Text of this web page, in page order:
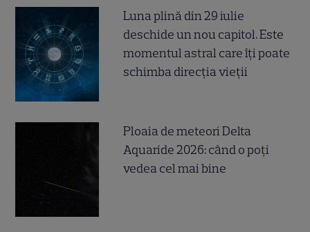
Luna plină din 29 iulie
deschide un nou capitol. Este
momentul astral care îți poate
schimba direcția vieții
Ploaia de meteori Delta
Aquaride 2026: când o poți
vedea cel mai bine